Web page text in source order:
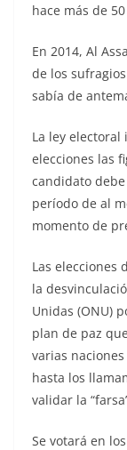
hace más de
En 2014, Al
de los
sabía de
La ley
elecciones las
candidato
período de al
momento de
Las elecciones
la
Unidas (ONU)
plan de paz
varias
hasta los
validar la
Se votará en